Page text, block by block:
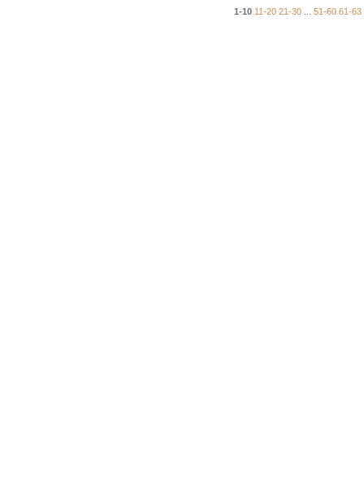
1-10 11-20 21-30 51-60 61-63